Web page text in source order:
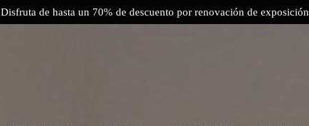
Disfruta de hasta un 70% de descuento por renovación de exposición